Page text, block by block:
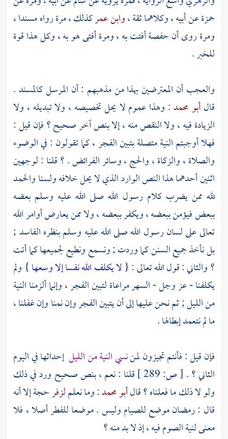
حمزةعن أبيه ، وكلاهما ثقة ،وابن عمركذلك ، مرة رواه مسندا ،
ومرة روى أنحفصةأفتت به ، ومرة أفتى هو به ، وكل هذا قوة
للخبر .
والعجب أن المعترضين بهذا من مذهبهم : أن المرسل كالمسند .
قالأبو محمد: وهذا عموم لا يحل تخصيصه ، ولا تبديله ، ولا
الزيادة فيه ، ولا النقص منه ، إلا بنص آخر صحيح ؟ فإن قيل :
فهلا أوجبتم النية متصلة بتبين الفجر ، كما تقولون : في الوضوء
والصلاة ، والزكاة ، والحج ، وسائر الفرائض . ؟ قلنا : لوجهين
اثنين أحدهما هذا النص الوارد الذي لا يحل خلافه ولسنا والحمد
لله ممن يضرب كلام رسول الله صلى الله عليه وسلم بعضه
ببعض فيؤمن ببعضه ، ويكفر ببعضه ، ولا ممن يعارض أوامر الله
تعالى على لسان رسول الله صلى الله عليه وسلم بنظره الفاسد ;
بل نأخذ جميع السنن كما وردت ; ونسمع ونطيع لجميعها كما أتت
؟ والثاني : قول الله تعالى : {لا يكلف الله نفسا إلا وسعها} ولم
يكلفنا - عز وجل - السهر مراعاة لتبين الفجر ، وإنما ألزمنا النية
من الليل ; ثم نحن عليها إلى أن يتبين الفجر وإن نمنا وإن غفلنا ،
ما لم نتعمد إبطالها .
فإن قيل : فأنتم تجيزون لمننسي النية من الليل إحداثها في اليوم
الثاني ؟ . [ص:
قلنا : نعم ، بنص صحيح ورد في ذلك
ولو لا ذلك ما فعلناه ؟ قالأبو محمد: وما نعلملزفرحجة إلا أنه
قال : رمضان موضع للصيام وليس . موضعا للفطر أصلا ، فلا
معنى لنية الصوم فيه ، إذ لا بد منه ؟